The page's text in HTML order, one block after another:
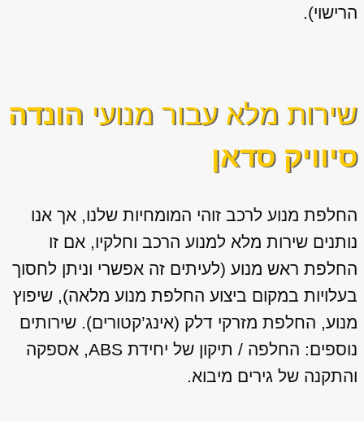
הרישוי).
שירות מלא עבור מנועי הונדה
סיוויק סדאן
החלפת מנוע לרכב זוהי המומחיות שלנו, אך אנו
נותנים שירות מלא למנוע הרכב וחלקיו, אם זו
החלפת ראש מנוע (לעיתים זה אפשרי וניתן לחסוך
בעלויות במקום ביצוע החלפת מנוע מלאה), שיפוץ
מנוע, החלפת מזרקי דלק (אינג’קטורים). שירותים
נוספים: החלפה / תיקון של יחידת ABS, אספקה
והתקנה של גירים מיבוא.